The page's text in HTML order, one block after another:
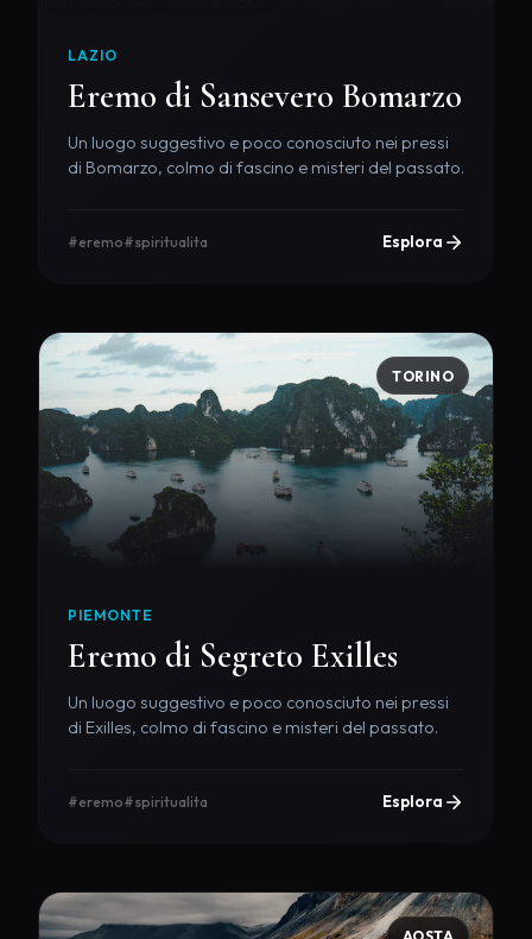
LAZIO
Eremo di Sansevero Bomarzo
Un luogo suggestivo e poco conosciuto nei pressi
di Bomarzo, colmo di fascino e misteri del passato.
#eremo#spiritualita Esplora
TORINO
PIEMONTE
Eremo di Segreto Exilles
Un luogo suggestivo e poco conosciuto nei pressi
di Exilles, colmo di fascino e misteri del passato.
#eremo#spiritualita Esplora